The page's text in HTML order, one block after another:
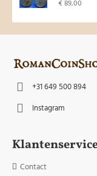
€ 89,00
+31 649 500 894
Instagram
Contact